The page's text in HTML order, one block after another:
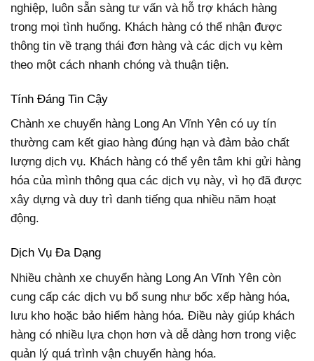
nghiệp, luôn sẵn sàng tư vấn và hỗ trợ khách hàng
trong mọi tình huống. Khách hàng có thể nhận được
thông tin về trạng thái đơn hàng và các dịch vụ kèm
theo một cách nhanh chóng và thuận tiện.
Tính Đáng Tin Cậy
Chành xe chuyển hàng Long An Vĩnh Yên có uy tín
thường cam kết giao hàng đúng hạn và đảm bảo chất
lượng dịch vụ. Khách hàng có thể yên tâm khi gửi hàng
hóa của mình thông qua các dịch vụ này, vì họ đã được
xây dựng và duy trì danh tiếng qua nhiều năm hoạt
động.
Dịch Vụ Đa Dạng
Nhiều chành xe chuyển hàng Long An Vĩnh Yên còn
cung cấp các dịch vụ bổ sung như bốc xếp hàng hóa,
lưu kho hoặc bảo hiểm hàng hóa. Điều này giúp khách
hàng có nhiều lựa chọn hơn và dễ dàng hơn trong việc
quản lý quá trình vận chuyển hàng hóa.